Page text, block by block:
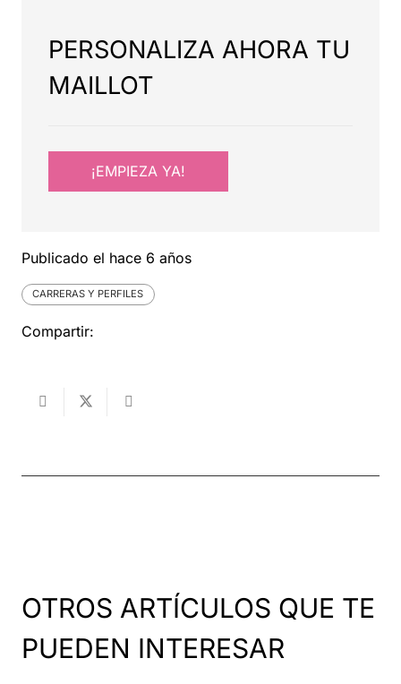
PERSONALIZA AHORA TU
MAILLOT
¡EMPIEZA YA!
Publicado el hace 6 años
CARRERAS Y PERFILES
Compartir:
OTROS ARTÍCULOS QUE TE
PUEDEN INTERESAR